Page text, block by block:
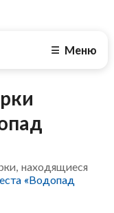
☰ Меню
находящиеся
«Водопад